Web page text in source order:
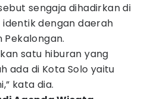
sengaja dihadirkan di
dengan daerah
satu hiburan yang
ada di Kota Solo yaitu
kata dia.